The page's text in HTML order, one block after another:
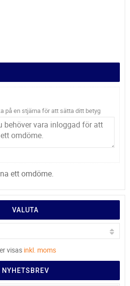
på en stjärna för att sätta ditt betyg
ett omdöme.
VALUTA
visas inkl. moms
NYHETSBREV